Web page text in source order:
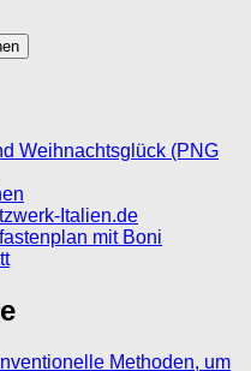
Weihnachtsglück (PNG
Italien.de
mit Boni
Methoden, um